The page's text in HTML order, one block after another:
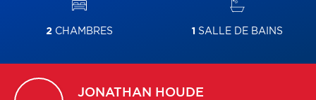
2CHAMBRES 1 SALLE DE BAINS
JONATHAN HOUDE